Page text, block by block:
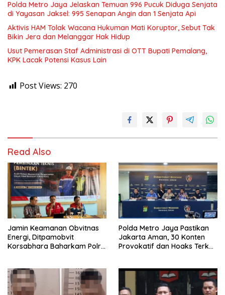
Polda Metro Jaya Jelaskan Temuan 996 Pucuk Diduga Senjata
di Yayasan Jaksel: 995 Senapan Angin dan 1 Senjata Api
Aktivis HAM Tolak Wacana Hukuman Mati Koruptor, Sebut Tak
Bikin Jera dan Melanggar Hak Hidup
Usut Pemerasan Staf Administrasi di OTT Bupati Pemalang,
KPK Lacak Potensi Kasus Lain
Post Views: 270
Read Also
Jamin Keamanan Obvitnas
Energi, Ditpamobvit
Korsabhara Baharkam Polri
Jabar
Polda Metro Jaya Pastikan
Jakarta Aman, 30 Konten
Provokatif dan Hoaks Terkait